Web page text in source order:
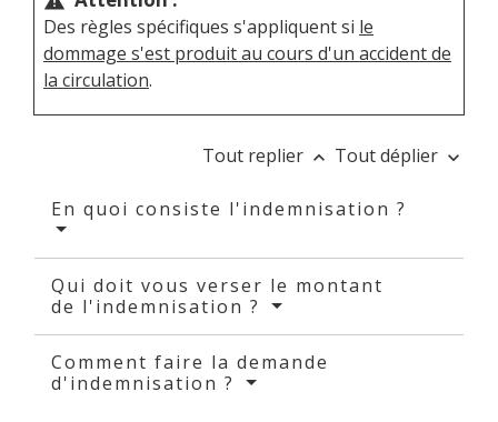
Des règles spécifiques s'appliquent si le
dommage s'est produit au cours d'un accident de
la circulation.
Tout replier keyboard_arrow_up Tout déplier keyboard_arrow_down
En quoi consiste l'indemnisation ?
Qui doit vous verser le montant
de l'indemnisation ?
Comment faire la demande
d'indemnisation ?